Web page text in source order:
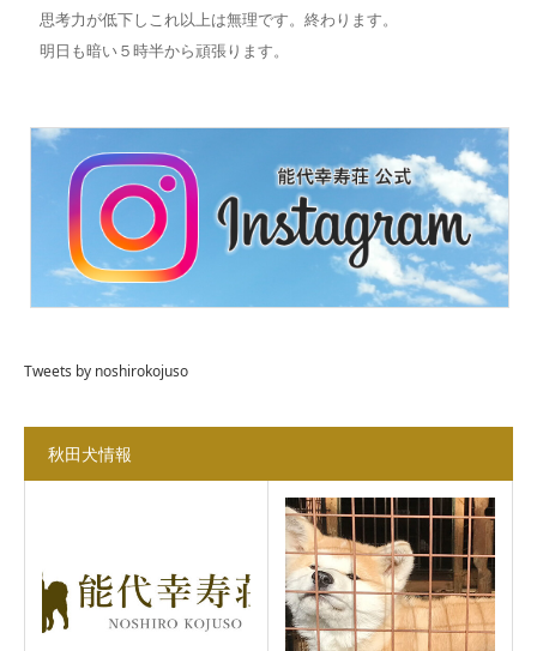
思考力が低下しこれ以上は無理です。終わります。
明日も暗い５時半から頑張ります。
Tweets by noshirokojuso
秋田犬情報